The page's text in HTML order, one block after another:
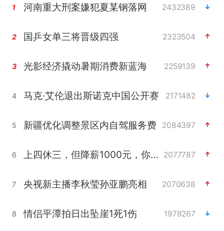
1 河南重大刑案嫌犯夏某钢落网 2432389
2 国乒女单三将晋级四强 2323504
3 光影经济撬动暑期消费新蓝海 2259139
4 马克·艾伦退出斯诺克中国公开赛 2171482
5 新疆优化调整景区内自驾服务费 2084397
6 上四休三，但降薪1000元，你接受吗？ 2077787
7 央视新主播李秋莹孙亚鹏亮相 2070638
8 情侣平潭拍日出坠崖1死1伤 1978267